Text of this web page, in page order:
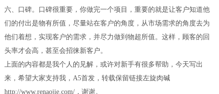
六、口碑。口碑很重要，你做完一个项目，重要的就是让客户知道他
们的付出是物有所值，尽量站在客户的角度，从市场需求的角度去为
他们着想，实现客户的需求，并尽力做到物超所值。这样，顾客的回
头率才会高，甚至会招徕新客户。
上面的内容都是我个人的见解，或许对新手有很多帮助，今天写出
来，希望大家支持我，A5首发，转载保留链接左旋肉碱
http://www.renaojie.com/，谢谢。